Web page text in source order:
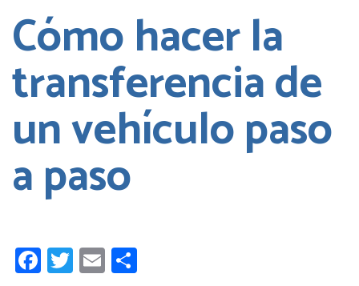
Cómo hacer la
transferencia de
un vehículo paso
a paso
Facebook
Twitter
Email